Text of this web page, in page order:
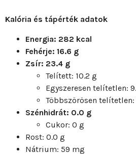
Kalória és tápérték adatok
Energia: 282 kcal
Fehérje: 16.6 g
Zsír: 23.4 g
Telített: 10.2 g
Egyszeresen telítetlen:
Többszörösen telítetlen:
Szénhidrát: 0.0 g
Cukor: 0 g
Rost: 0.0 g
Nátrium: 59 mg